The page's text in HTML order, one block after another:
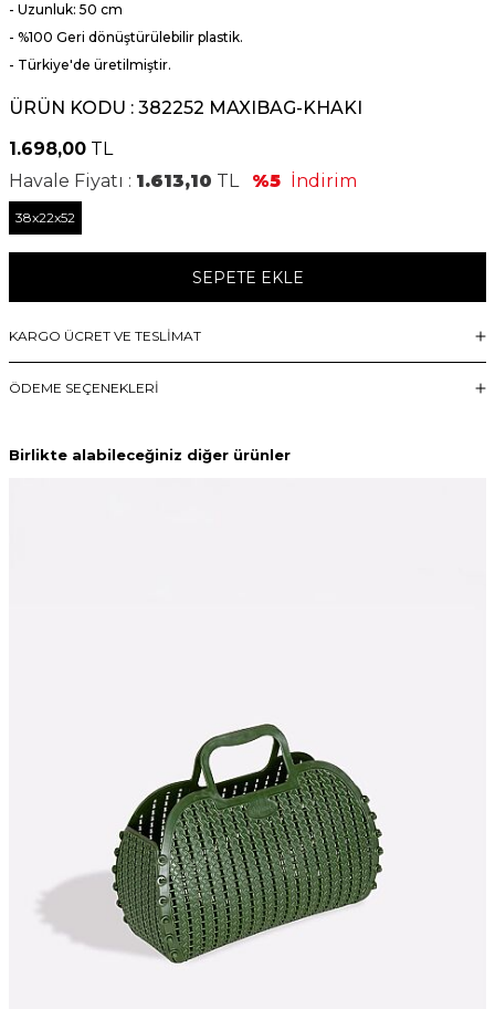
- Uzunluk: 50 cm
- %100 Geri dönüştürülebilir plastik.
- Türkiye'de üretilmiştir.
ÜRÜN KODU : 382252 MAXIBAG-KHAKI
1.698,00 TL
Havale Fiyatı : 1.613,10 TL %5 İndirim
38x22x52
SEPETE EKLE
KARGO ÜCRET VE TESLİMAT
ÖDEME SEÇENEKLERI
Birlikte alabileceğiniz diğer ürünler